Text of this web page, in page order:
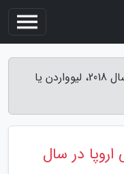
تور اروپا ارزان: مرکز فرهنگی اروپا در سال 2018، لیوواردن یا
اروپا در سال